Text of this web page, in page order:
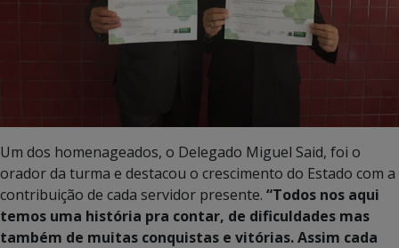
Um dos homenageados, o Delegado Miguel Said, foi o
orador da turma e destacou o crescimento do Estado com a
contribuição de cada servidor presente. “Todos nos aqui
temos uma história pra contar, de dificuldades mas
também de muitas conquistas e vitórias. Assim cada